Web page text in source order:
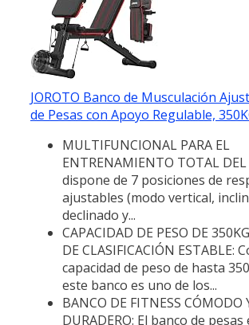
JOROTO Banco de Musculación
de Pesas con Apoyo Regulable,
MULTIFUNCIONAL PARA EL
ENTRENAMIENTO TOTAL DEL
dispone de 7 posiciones de
ajustables (modo vertical,
declinado y...
CAPACIDAD DE PESO DE
DE CLASIFICACIÓN ESTABLE:
capacidad de peso de hasta
este banco es uno de los...
BANCO DE FITNESS CÓMODO
DURADERO: El banco de